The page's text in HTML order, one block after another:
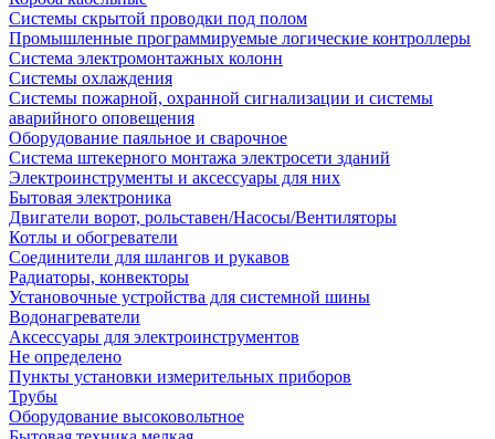
Системы скрытой проводки под полом
Промышленные программируемые логические контроллеры
Система электромонтажных колонн
Системы охлаждения
Системы пожарной, охранной сигнализации и системы
аварийного оповещения
Оборудование паяльное и сварочное
Система штекерного монтажа электросети зданий
Электроинструменты и аксессуары для них
Бытовая электроника
Двигатели ворот, рольставен/Насосы/Вентиляторы
Котлы и обогреватели
Соединители для шлангов и рукавов
Радиаторы, конвекторы
Установочные устройства для системной шины
Водонагреватели
Аксессуары для электроинструментов
Не определено
Пункты установки измерительных приборов
Трубы
Оборудование высоковольтное